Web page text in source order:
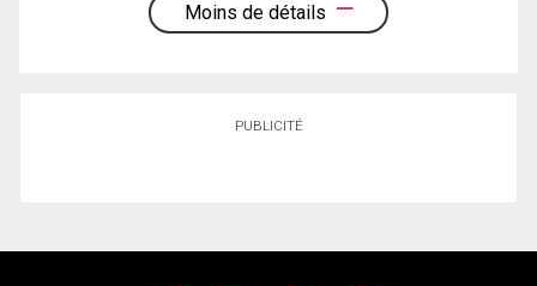
Moins de détails
PUBLICITÉ